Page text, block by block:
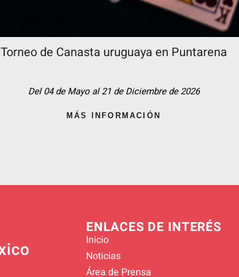
Torneo de Canasta uruguaya en Puntarena
Del 04 de Mayo al 21 de Diciembre de 2026
MÁS INFORMACIÓN
ENLACES DE INTERÉS
Inicio
Noticias
Área de Prensa